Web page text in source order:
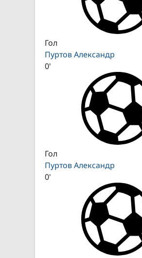
Гол
Пуртов Александр
0'
Гол
Пуртов Александр
0'